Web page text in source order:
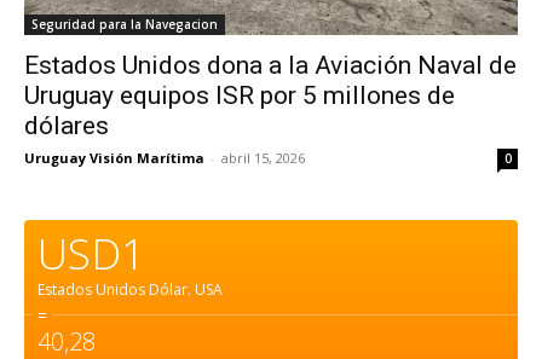
Seguridad para la Navegacion
Estados Unidos dona a la Aviación Naval de
Uruguay equipos ISR por 5 millones de
dólares
Uruguay Visión Marítima - abril 15, 2026 0
USD1
Estados Unidos Dólar. USA
=
40,28